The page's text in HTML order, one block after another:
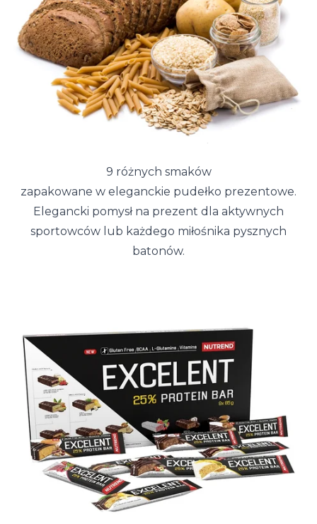
9 różnych smaków
zapakowane w eleganckie pudełko prezentowe.
Elegancki pomysł na prezent dla aktywnych
sportowców lub każdego miłośnika pysznych
batonów.